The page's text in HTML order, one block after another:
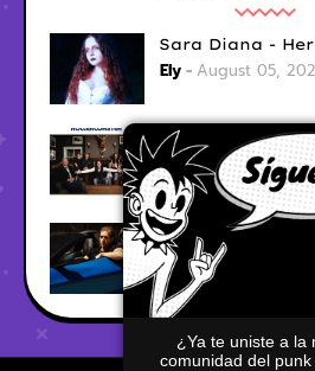
¿Ya te uniste a la
comunidad del
Sara Diana -
Ely August 05,
Good Vibes
Don't Care
Ely August 05,
Hyperwulf -
Ely August 04, 2026